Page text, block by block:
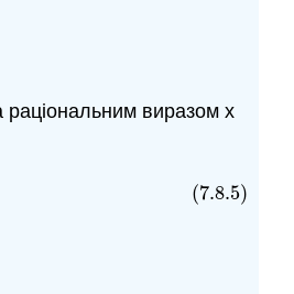
раціональним виразом x
(7.8.5)